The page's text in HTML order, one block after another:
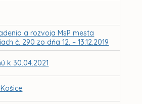
a rozvoja MsP mesta
č. 290 zo dňa 12. – 13.12.2019
k 30.04.2021